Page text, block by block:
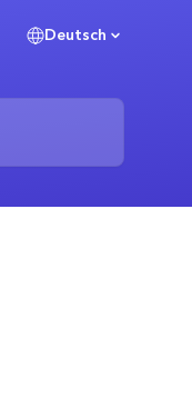
Deutsch